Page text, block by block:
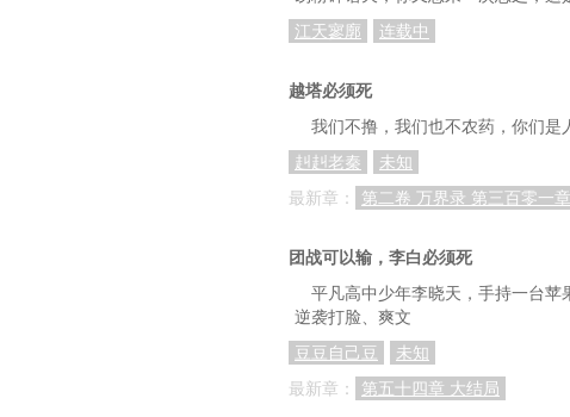
第106章 得罪了不该得罪的人
第109章 莫不是吃错药了？
第115章 绝不能容忍有污点
第118章 高老师不是人……
第124章 这个窟窿，还补的上吗
第127章 像一家人
第130章 她是能随便欺负的吗
第133章 再想想办法
江天寥廓
连载中
越塔必须死
我们不撸，我们也不农药，你们
赳赳老秦
未知
最新章：
第二卷 万界录 第三百零一
团战可以输，李白必须死
平凡高中少年李晓天，手持一台苹
逆袭打脸、爽文
豆豆自己豆
未知
最新章：
第五十四章 大结局